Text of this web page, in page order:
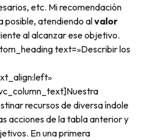
etc. Mi recomendación
posible, atendiendo alvalor
al alcanzar ese objetivo.
text=»Describir los
recursos de diversa índole
acciones de la tabla anterior y
En una primera